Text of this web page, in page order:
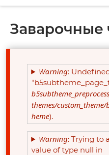
Заварочные
Сообщение
Warning:
themes/
heme).
Warning: Trying to
value of type null in